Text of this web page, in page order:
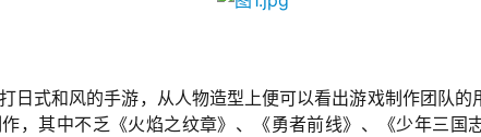
日式和风的手游，从人物造型上便可以看出游戏制作团队
，其中不乏《火焰之纹章》、《勇者前线》、《少年三国